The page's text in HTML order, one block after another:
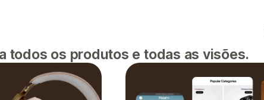
todos os produtos e todas as visões.